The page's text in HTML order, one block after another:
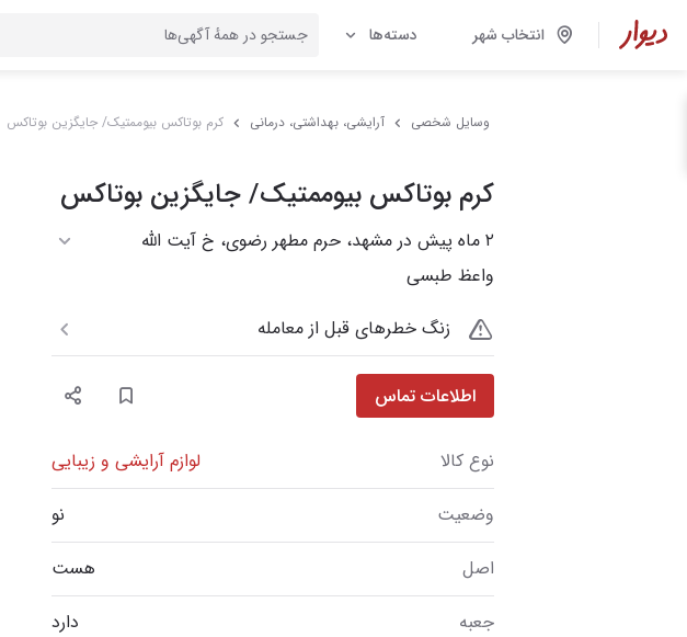
انتخاب شهر دسته‌ها
وسایل شخصی آرایشی، بهداشتی، درمانی کرم بوتاکس بیوممتیک/ جایگزین بوتاکس
کرم بوتاکس بیوممتیک/ جایگزین بوتاکس
۲ ماه پیش در مشهد، حرم مطهر رضوی، خ آیت الله
واعظ طبسی
زنگ خطرهای قبل از معامله
اطلاعات تماس
نوع کالا
لوازم آرایشی و زیبایی
وضعیت
نو
اصل
هست
جعبه
دارد